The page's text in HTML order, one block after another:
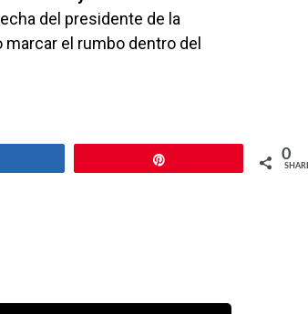
del presidente de la
el rumbo dentro del
0